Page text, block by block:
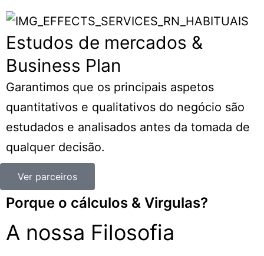
Estudos de mercados &
Business Plan
Garantimos que os principais aspetos
quantitativos e qualitativos do negócio são
estudados e analisados antes da tomada de
qualquer decisão.
Ver parceiros
Porque o cálculos & Virgulas?
A nossa Filosofia